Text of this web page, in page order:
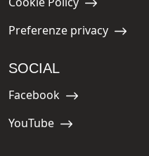
Navigate to:
Navigate to:
Preferenze privacy
SOCIAL
Navigate to:
Facebook
Navigate to:
YouTube